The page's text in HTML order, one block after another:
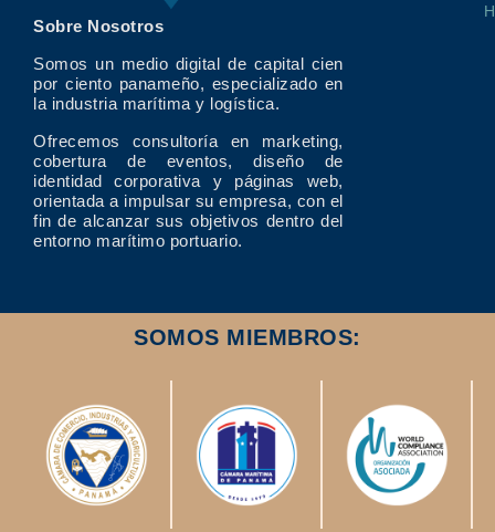
Sobre Nosotros
Somos un medio digital de capital cien
por ciento panameño, especializado en
la industria marítima y logística.
Ofrecemos consultoría en marketing,
cobertura de eventos, diseño de
identidad corporativa y páginas web,
orientada a impulsar su empresa, con el
fin de alcanzar sus objetivos dentro del
entorno marítimo portuario.
SOMOS MIEMBROS: